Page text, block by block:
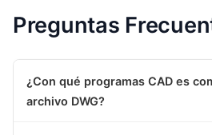
Preguntas
¿Con qué programas CAD es
archivo DWG?